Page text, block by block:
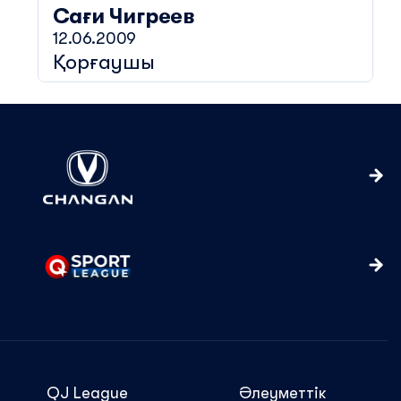
Сағи Чигреев
12.06.2009
Қорғаушы
QJ League Әлеуметтік